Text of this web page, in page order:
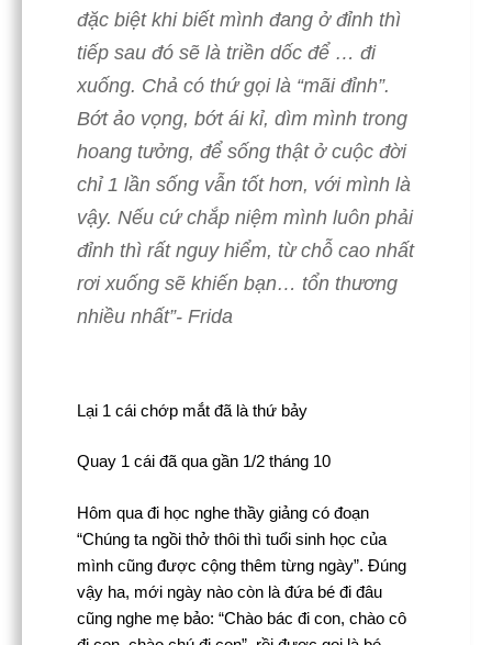
đặc biệt khi biết mình đang ở đỉnh thì
tiếp sau đó sẽ là triền dốc để … đi
xuống. Chả có thứ gọi là “mãi đỉnh”.
Bớt ảo vọng, bớt ái kỉ, dìm mình trong
hoang tưởng, để sống thật ở cuộc đời
chỉ 1 lần sống vẫn tốt hơn, với mình là
vậy. Nếu cứ chắp niệm mình luôn phải
đỉnh thì rất nguy hiểm, từ chỗ cao nhất
rơi xuống sẽ khiến bạn… tổn thương
nhiều nhất”- Frida
Lại 1 cái chớp mắt đã là thứ bảy
Quay 1 cái đã qua gần 1/2 tháng 10
Hôm qua đi học nghe thầy giảng có đoạn
“Chúng ta ngồi thở thôi thì tuổi sinh học của
mình cũng được cộng thêm từng ngày”. Đúng
vậy ha, mới ngày nào còn là đứa bé đi đâu
cũng nghe mẹ bảo: “Chào bác đi con, chào cô